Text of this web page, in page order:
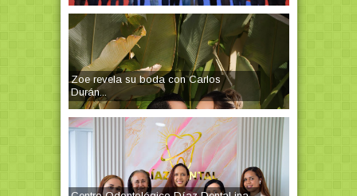
Zoe revela su boda con Carlos
Durán...